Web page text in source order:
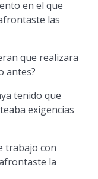
en el que
las
que realizara
antes?
tenido que
exigencias
trabajo con
la